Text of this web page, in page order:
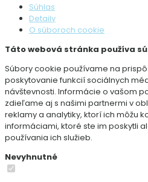
Súhlas
Detaily
O súboroch cookie
Táto webová stránka používa
Súbory cookie používame na
poskytovanie funkcií sociálnych
návštevnosti. Informácie o vašom
zdieľame aj s našimi partnermi v
reklamy a analytiky, ktorí ich môžu
informáciami, ktoré ste im poskytli
používania ich služieb.
Nevyhnutné